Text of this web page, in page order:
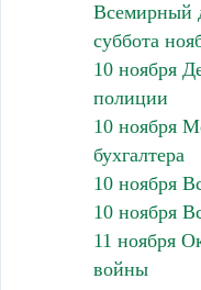
Всемирный
суббота
10 ноября
полиции
10 ноября
бухгалтера
10 ноября
10 ноября
11 ноября
войны